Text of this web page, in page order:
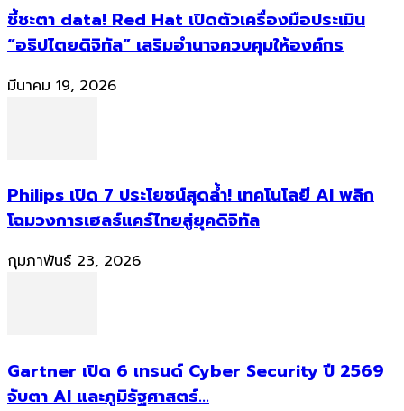
ชี้ชะตา data! Red Hat เปิดตัวเครื่องมือประเมิน
“อธิปไตยดิจิทัล” เสริมอำนาจควบคุมให้องค์กร
มีนาคม 19, 2026
Philips เปิด 7 ประโยชน์สุดล้ำ! เทคโนโลยี AI พลิก
โฉมวงการเฮลธ์แคร์ไทยสู่ยุคดิจิทัล
กุมภาพันธ์ 23, 2026
Gartner เปิด 6 เทรนด์ Cyber Security ปี 2569
จับตา AI และภูมิรัฐศาสตร์...